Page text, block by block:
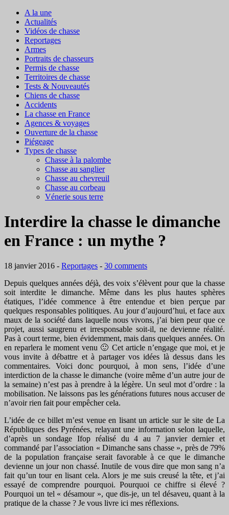
A la une
Actualités
Vidéos de chasse
Reportages
Armes
Portraits de chasseurs
Permis de chasse
Territoires de chasse
Tests & Nouveautés
Chiens de chasse
Accidents
La chasse en France
Agences & voyages
Ouverture de la chasse
Piégeage
Types de chasse
Chasse à la palombe
Chasse au sanglier
Chasse au chevreuil
Chasse au corbeau
Vénerie sous terre
Interdire la chasse le dimanche
en France : un mythe ?
18 janvier 2016 - Reportages - 30 comments
Depuis quelques années déjà, des voix s’élèvent pour que la chasse
soit interdite le dimanche. Même dans les plus hautes sphères
étatiques, l’idée commence à être entendue et bien perçue par
quelques responsables politiques. Au jour d’aujourd’hui, et face aux
maux de la société dans laquelle nous vivons, j’ai bien peur que ce
projet, aussi saugrenu et irresponsable soit-il, ne devienne réalité.
Pas à court terme, bien évidemment, mais dans quelques années. On
en reparlera le moment venu 🙂 Cet article n’engage que moi, et je
vous invite à débattre et à partager vos idées là dessus dans les
commentaires. Voici donc pourquoi, à mon sens, l’idée d’une
interdiction de la chasse le dimanche (voire même d’un autre jour de
la semaine) n’est pas à prendre à la légère. Un seul mot d’ordre : la
mobilisation. Ne laissons pas les générations futures nous accuser de
n’avoir rien fait pour empêcher cela.
L’idée de ce billet m’est venue en lisant un article sur le site de La
Républiques des Pyrénées, relayant une information selon laquelle,
d’après un sondage Ifop réalisé du 4 au 7 janvier dernier et
commandé par l’association « Dimanche sans chasse », près de 79%
de la population française serait favorable à ce que le dimanche
devienne un jour non chassé. Inutile de vous dire que mon sang n’a
fait qu’un tour en lisant cela. Alors je me suis creusé la tête, et j’ai
essayé de comprendre pourquoi. Pourquoi ce chiffre si élevé ?
Pourquoi un tel « désamour », que dis-je, un tel désaveu, quant à la
pratique de la chasse ? Je vous livre ici mes réflexions.